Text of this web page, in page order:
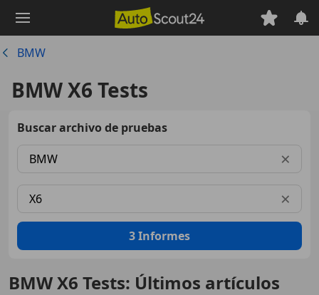
principal
BMW
BMW X6 Tests
Buscar archivo de pruebas
Marca
×
Modelo ×
3Informes
BMW X6 Tests: Últimos artículos